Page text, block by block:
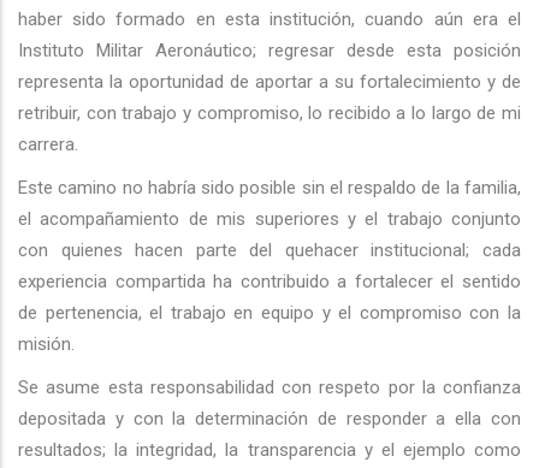
haber sido formado en esta institución, cuando aún era el
Instituto Militar Aeronáutico; regresar desde esta posición
representa la oportunidad de aportar a su fortalecimiento y de
retribuir, con trabajo y compromiso, lo recibido a lo largo de mi
carrera.
Este camino no habría sido posible sin el respaldo de la familia,
el acompañamiento de mis superiores y el trabajo conjunto
con quienes hacen parte del quehacer institucional; cada
experiencia compartida ha contribuido a fortalecer el sentido
de pertenencia, el trabajo en equipo y el compromiso con la
misión.
Se asume esta responsabilidad con respeto por la confianza
depositada y con la determinación de responder a ella con
resultados; la integridad, la transparencia y el ejemplo como